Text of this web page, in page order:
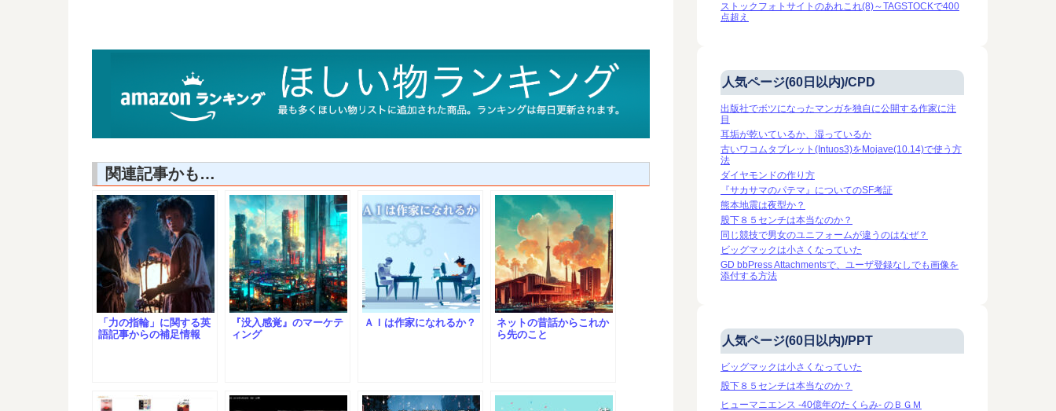
関連記事かも…
「力の指輪」に関する英
語記事からの補足情報
『没入感覚』のマーケテ
ィング
ＡＩは作家になれるか？
ネットの昔話からこれか
ら先のこと
ストックフォトサイトのあれこれ(8)～TAGSTOCKで400
点超え
人気ページ(60日以内)/CPD
出版社でボツになったマンガを独自に公開する作家に注
目
耳垢が乾いているか、湿っているか
古いワコムタブレット(Intuos3)をMojave(10.14)で使う方
法
ダイヤモンドの作り方
『サカサマのパテマ』についてのSF考証
熊本地震は夜型か？
股下８５センチは本当なのか？
同じ競技で男女のユニフォームが違うのはなぜ？
ビッグマックは小さくなっていた
GD bbPress Attachmentsで、ユーザ登録なしでも画像を
添付する方法
人気ページ(60日以内)/PPT
ビッグマックは小さくなっていた
股下８５センチは本当なのか？
ヒューマニエンス -40億年のたくらみ- のＢＧＭ